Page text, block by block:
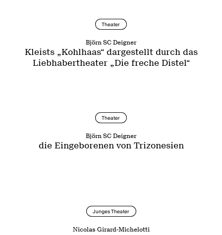
Theater
Björn SC Deigner
Kleists „Kohlhaas“ dargestellt durch das
Liebhabertheater „Die freche Distel“
Theater
Björn SC Deigner
die Eingeborenen von Trizonesien
Junges Theater
Nicolas Girard-Michelotti